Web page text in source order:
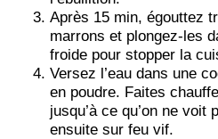
Après 15 min, égouttez
marrons et plongez-les
froide pour stopper la
Versez l’eau dans une
en poudre. Faites
jusqu’à ce qu’on ne
ensuite sur feu vif.